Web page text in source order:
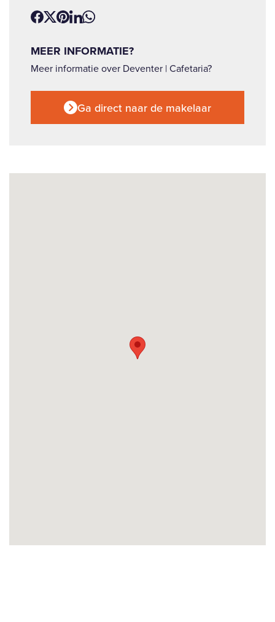
MEER INFORMATIE?
Meer informatie over Deventer | Cafetaria?
Ga direct naar de makelaar